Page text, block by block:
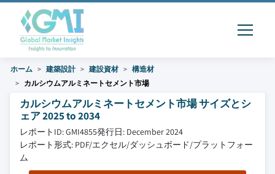
ホーム 建築設計 建設資材
構造材
カルシウムアルミネートセメント市場
カルシウムアルミネートセメント市場 サイズとシ
ェア 2025 to 2034
レポートID: GMI4855発行日: December 2024
レポート形式: PDF/エクセル/ダッシュボード/プラットフォー
ム